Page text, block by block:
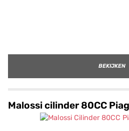
BEKIJKEN
Malossi cilinder 80CC